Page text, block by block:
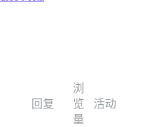
回复
浏
览
量
活动